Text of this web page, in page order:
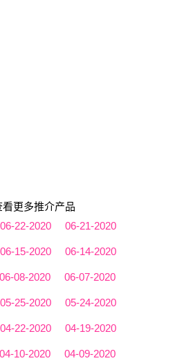
更多推介产品
06-22-2020 06-21-2020
06-15-2020 06-14-2020
06-08-2020 06-07-2020
05-25-2020 05-24-2020
04-22-2020 04-19-2020
04-10-2020 04-09-2020